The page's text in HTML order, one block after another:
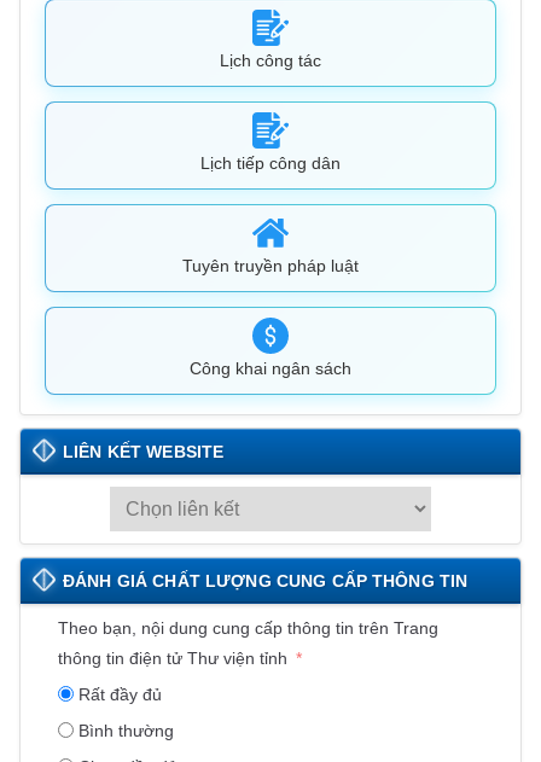
Lịch công tác
Lịch tiếp công dân
Tuyên truyền pháp luật
Công khai ngân sách
LIÊN KẾT WEBSITE
I
Ê
N
K
Ế
E
ĐÁNH GIÁ CHẤT LƯỢNG CUNG CẤP THÔNG TIN
Theo bạn, nội dung cung cấp thông tin trên Trang
thông tin điện tử Thư viện tỉnh
Rất đầy đủ
Bình thường